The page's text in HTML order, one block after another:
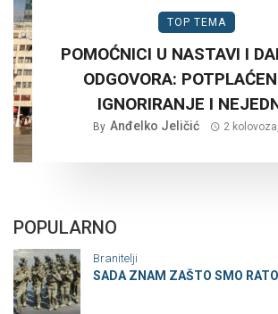
TOP TEMA
POMOĆNICI U NASTAVI I
ODGOVORA:
IGNORIRANJE I
TRETMAN…
By Anđelko Jeličić 2
POPULARNO
Branitelji
SADA ZNAM ZAŠTO SMO